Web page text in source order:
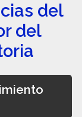
del
del